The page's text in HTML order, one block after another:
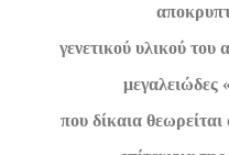
γενετικού υλικού
μεγαλειώδες
που δίκαια